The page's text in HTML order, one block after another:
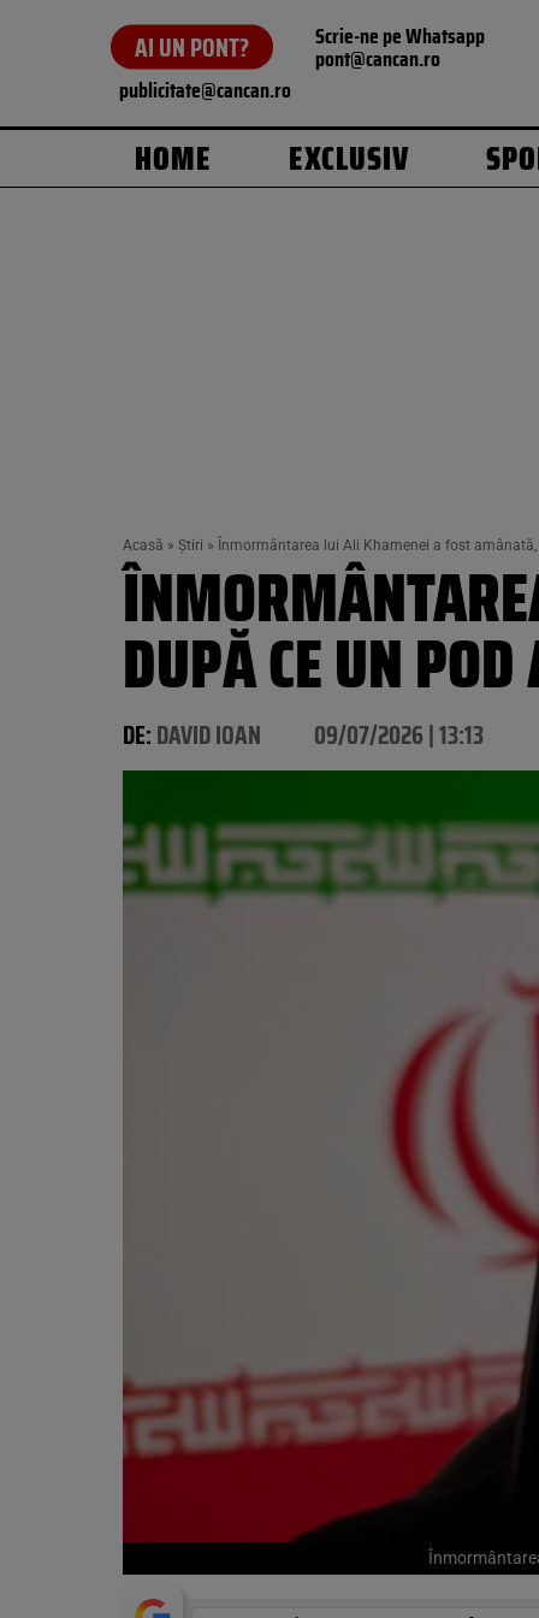
AI UN PONT? Scrie-ne pe Whatsapp
pont@cancan.ro
publicitate@cancan.ro
HOME EXCLUSIV
Acasă » Știri » Înmormântarea lui Ali Khamenei a fost
DUPĂ CE UN
DE:DAVID IOAN 09/07/2026 | 13:13